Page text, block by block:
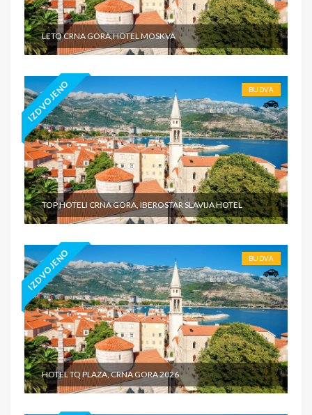
LETO CRNA GORA,HOTEL MOSKVA
IZDVOJENO BUDVA
TOP HOTELI CRNA GORA, IBEROSTAR SLAVIJA HOTEL
IZDVOJENO BUDVA
HOTEL TQ PLAZA, CRNA GORA 2026